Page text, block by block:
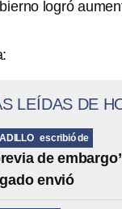
logró
LEÍDAS DE
escribió de
de
envió